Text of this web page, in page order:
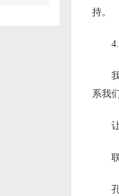
持。
系我